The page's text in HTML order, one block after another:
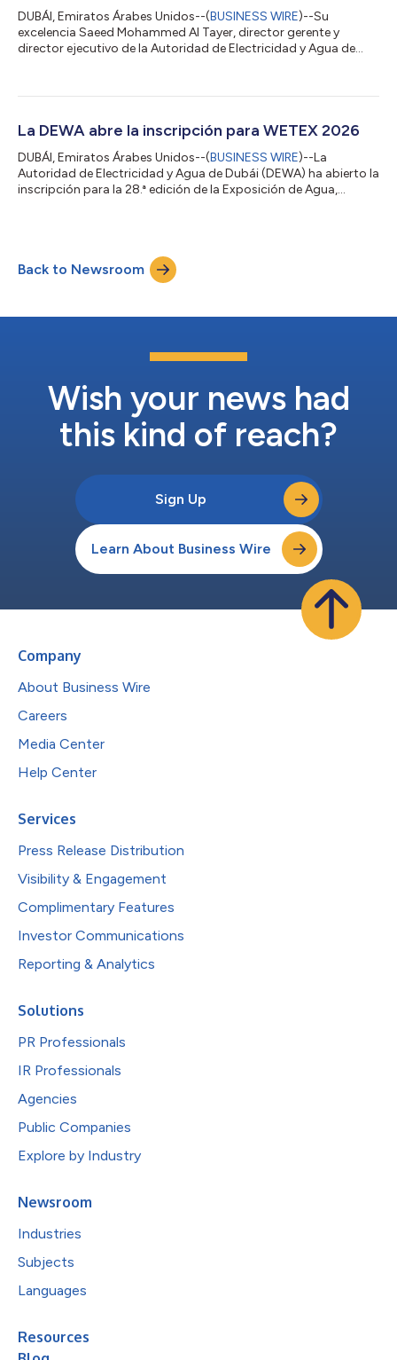
DUBÁI, Emiratos Árabes Unidos--(BUSINESS WIRE)--Su
excelencia Saeed Mohammed Al Tayer, director gerente y
director ejecutivo de la Autoridad de Electricidad y Agua de
de mejorar su rol de liderazgo y reforzar la posición de Dubái
realizados durante el Retiro para Ejecutivos de IA Agéntica que
la DEWA organizó en Al Shera’a, su nueva...
La DEWA abre la inscripción para WETEX 2026
DUBÁI, Emiratos Árabes Unidos--(BUSINESS WIRE)--La
Autoridad de Electricidad y Agua de Dubái (DEWA) ha abierto la
inscripción para la 28.ª edición de la Exposición de Agua,
especializadas de su tipo en el mundo y la más grande de la
región, es organizada por la DEWA bajo las directrices de Su
Alteza el Jeque Mohammed bin Rashid...
Back to Newsroom
Wish your news had
this kind of reach?
Sign Up
Learn About Business Wire
Company
About Business Wire
Careers
Media Center
Help Center
Services
Press Release Distribution
Visibility & Engagement
Complimentary Features
Investor Communications
Reporting & Analytics
Solutions
PR Professionals
IR Professionals
Agencies
Public Companies
Explore by Industry
Newsroom
Industries
Subjects
Languages
Resources